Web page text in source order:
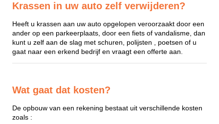
Krassen in uw auto zelf verwijderen?
Heeft u krassen aan uw auto opgelopen veroorzaakt door een
ander op een parkeerplaats, door een fiets of vandalisme, dan
kunt u zelf aan de slag met schuren, polijsten , poetsen of u
gaat naar een erkend bedrijf en vraagt een offerte aan.
Wat gaat dat kosten?
De opbouw van een rekening bestaat uit verschillende kosten
zoals :